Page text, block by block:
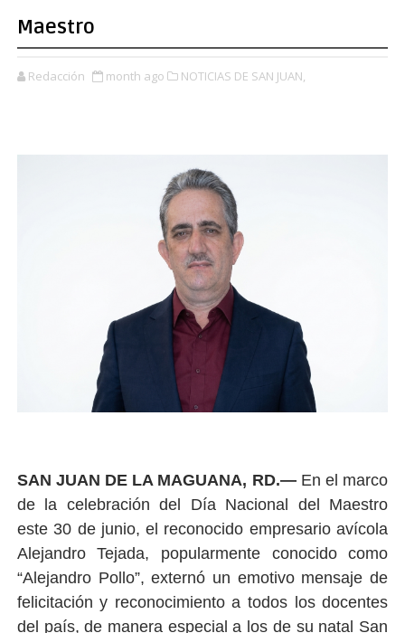
Maestro
Redacción month ago NOTICIAS DE SAN JUAN,
SAN JUAN DE LA MAGUANA, RD.—En el marco
de la celebración del Día Nacional del Maestro
este 30 de junio, el reconocido empresario avícola
Alejandro Tejada, popularmente conocido como
“Alejandro Pollo”, externó un emotivo mensaje de
felicitación y reconocimiento a todos los docentes
del país, de manera especial a los de su natal San